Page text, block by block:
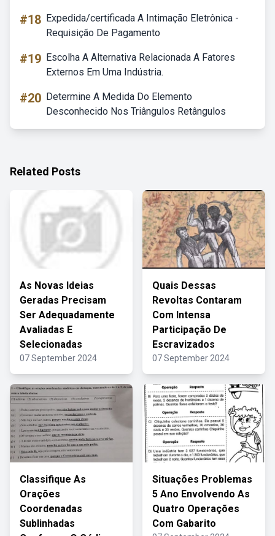
#18 Expedida/certificada A Intimação Eletrônica -
Requisição De Pagamento
#19 Escolha A Alternativa Relacionada A Fatores
Externos Em Uma Indústria.
#20 Determine A Medida Do Elemento
Desconhecido Nos Triângulos Retângulos
Related Posts
As Novas Ideias
Geradas Precisam
Ser Adequadamente
Avaliadas E
Selecionadas
07 September 2024
Quais Dessas
Revoltas Contaram
Com Intensa
Participação De
Escravizados
07 September 2024
Classifique As
Orações
Coordenadas
Sublinhadas
Situações Problemas
5 Ano Envolvendo As
Quatro Operações
Com Gabarito